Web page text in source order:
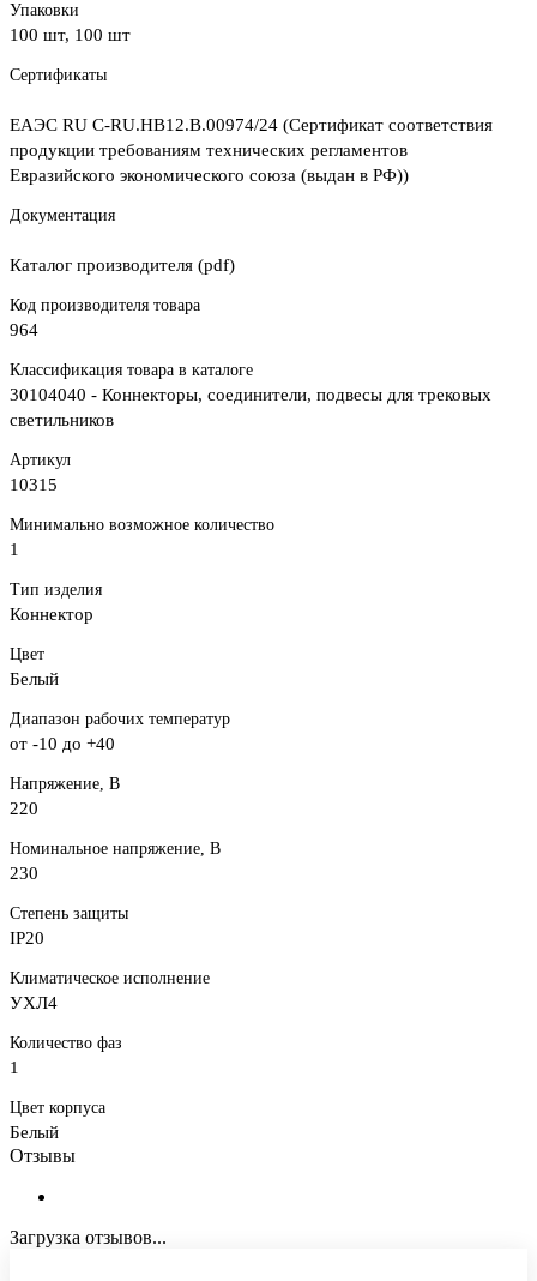
Упаковки
100 шт, 100 шт
Сертификаты
ЕАЭС RU С-RU.НВ12.В.00974/24 (Сертификат соответствия
продукции требованиям технических регламентов
Евразийского экономического союза (выдан в РФ))
Документация
Каталог производителя (pdf)
Код производителя товара
964
Классификация товара в каталоге
30104040 - Коннекторы, соединители, подвесы для трековых
светильников
Артикул
10315
Минимально возможное количество
1
Тип изделия
Коннектор
Цвет
Белый
Диапазон рабочих температур
от -10 до +40
Напряжение, В
220
Номинальное напряжение, В
230
Степень защиты
IP20
Климатическое исполнение
УХЛ4
Количество фаз
1
Цвет корпуса
Белый
Отзывы
Загрузка отзывов...